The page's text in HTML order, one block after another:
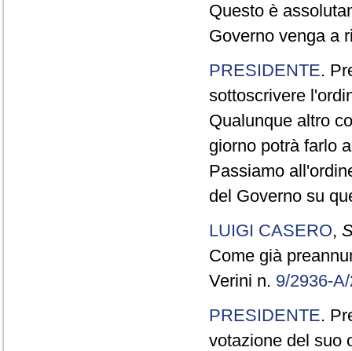
Questo è
Governo venga a
PRESIDENTE.
sottoscrivere
Qualunque altro
giorno potrà farlo
Passiamo
del Governo su
LUIGI CASERO,
Come già
Verini n. 9/2936-
PRESIDENTE.
votazione del suo